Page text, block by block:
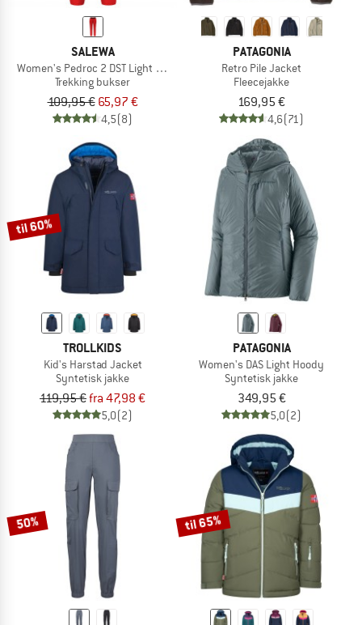
SALEWA
Women's Pedroc 2 DST Light Pants
Trekking bukser
109,95 € 65,97 €
4,5(8)
PATAGONIA
Retro Pile Jacket
Fleecejakke
169,95 €
4,6(71)
til 60%
TROLLKIDS
Kid's Harstad Jacket
Syntetisk jakke
119,95 €fra 47,98 €
5,0(2)
PATAGONIA
Women's DAS Light Hoody
Syntetisk jakke
349,95 €
5,0(2)
50% til 65%